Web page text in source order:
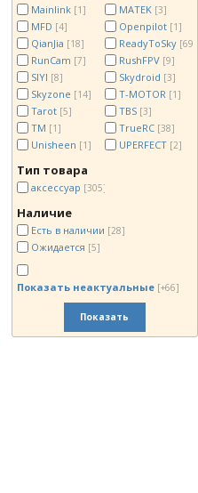
Mainlink [1] MATEK [3]
MFD [4] Openpilot [1]
QianJia [18] ReadyToSky [69]
RunCam [7] RushFPV [9]
SIYI [8] Skydroid [3]
Skyzone [14] T-MOTOR [1]
Tarot [5] TBS [3]
TM [1] TrueRC [38]
Unisheen [1] UPERFECT [2]
Тип товара
аксессуар [305]
Наличие
Есть в наличии [28]
Ожидается [5]
Показать неактуальные [+66]
Показать